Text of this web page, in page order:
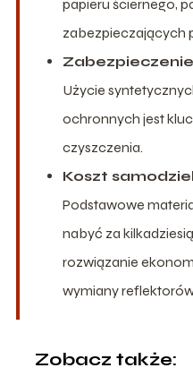
papieru ściernego,
zabezpieczających
Użycie
ochronnych jest
czyszczenia.
Koszt
Podstawowe
nabyć za
rozwiązanie
wymiany
Zobacz także: